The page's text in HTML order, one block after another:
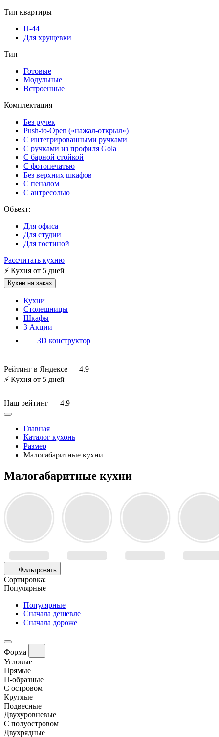
Тип квартиры
П-44
Для хрущевки
Тип
Готовые
Модульные
Встроенные
Комплектация
Без ручек
Push-to-Open («нажал-открыл»)
С интегрированными ручками
С ручками из профиля Gola
С барной стойкой
С фотопечатью
Без верхних шкафов
С пеналом
С антресолью
Объект:
Для офиса
Для студии
Для гостиной
Рассчитать кухню
⚡ Кухня от 5 дней
Кухни на заказ
Кухни
Столешницы
Шкафы
3 Акции
3D конструктор
Рейтинг в Яндексе — 4.9
⚡ Кухня от 5 дней
Наш рейтинг — 4.9
Главная
Каталог кухонь
Размер
Малогабаритные кухни
Малогабаритные кухни
Фильтровать
Сортировка:
Популярные
Популярные
Сначала дешевле
Сначала дороже
Форма
Угловые
Прямые
П-образные
С островом
Круглые
Подвесные
Двухуровневые
С полуостровом
Двухрядные